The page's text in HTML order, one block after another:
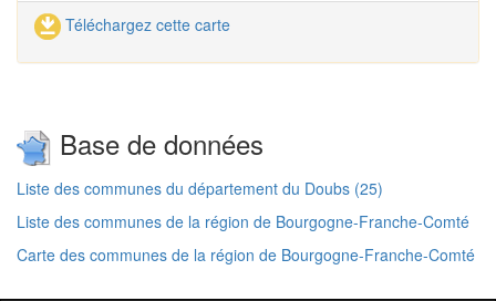
Téléchargez cette carte
Base de données
Liste des communes du département du Doubs (25)
Liste des communes de la région de Bourgogne-Franche-Comté
Carte des communes de la région de Bourgogne-Franche-Comté